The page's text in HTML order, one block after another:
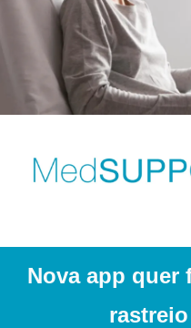
Nova app quer